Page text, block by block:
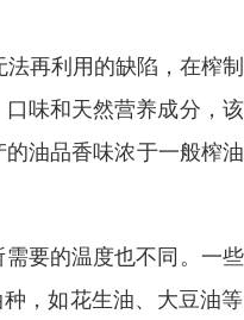
再利用的缺陷，在榨
味和天然营养成分，
油品香味浓于一般榨
要的温度也不同。一
，如花生油、大豆油